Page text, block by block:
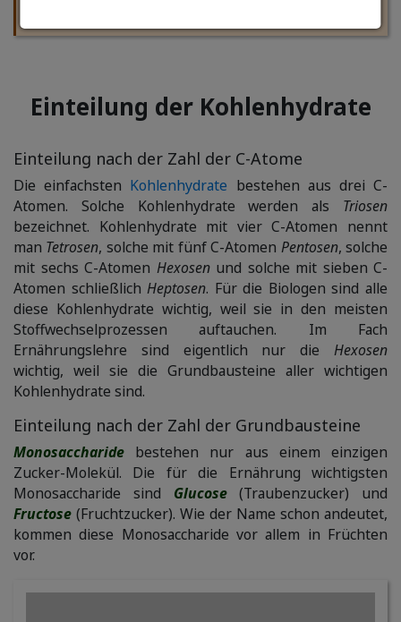
Einteilung der Kohlenhydrate
Einteilung nach der Zahl der C-Atome
Die einfachsten Kohlenhydrate bestehen aus drei C-
Atomen. Solche Kohlenhydrate werden als Triosen
bezeichnet. Kohlenhydrate mit vier C-Atomen nennt
man Tetrosen, solche mit fünf C-Atomen Pentosen, solche
mit sechs C-Atomen Hexosenund solche mit sieben C-
Atomen schließlichHeptosen. Für die Biologen sind alle
diese Kohlenhydrate wichtig, weil sie in den meisten
Stoffwechselprozessen auftauchen. Im Fach
Ernährungslehre sind eigentlich nur die Hexosen
wichtig, weil sie die Grundbausteine aller wichtigen
Kohlenhydrate sind.
Einteilung nach der Zahl der Grundbausteine
Monosaccharide bestehen nur aus einem einzigen
Zucker-Molekül. Die für die Ernährung wichtigsten
Monosaccharide sind Glucose(Traubenzucker) und
Fructose (Fruchtzucker). Wie der Name schon andeutet,
kommen diese Monosaccharide vor allem in Früchten
vor.